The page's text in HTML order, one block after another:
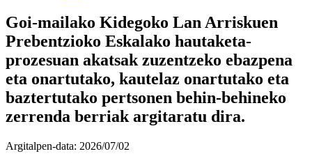
Goi-mailako Kidegoko Lan Arriskuen
Prebentzioko Eskalako hautaketa-
prozesuan akatsak zuzentzeko ebazpena
eta onartutako, kautelaz onartutako eta
baztertutako pertsonen behin-behineko
zerrenda berriak argitaratu dira.
Argitalpen-data: 2026/07/02